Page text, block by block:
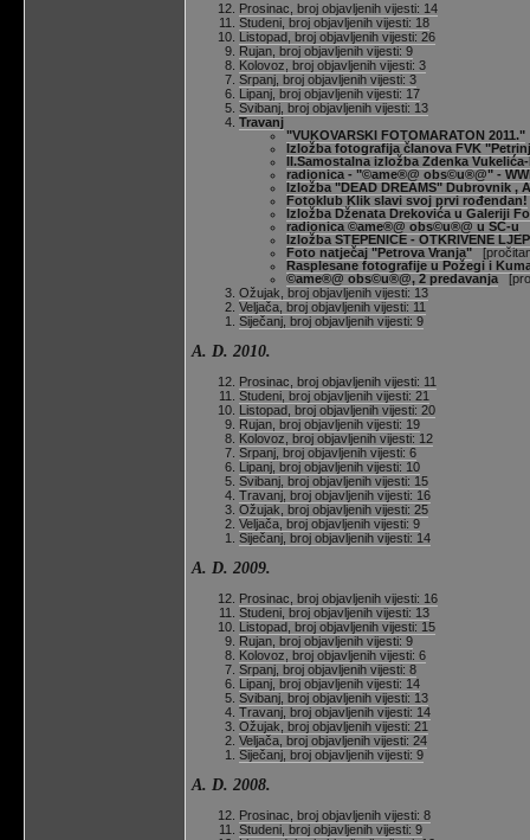
Prosinac, broj objavljenih vijesti: 14
Studeni, broj objavljenih vijesti: 18
Listopad, broj objavljenih vijesti: 26
Rujan, broj objavljenih vijesti: 9
Kolovoz, broj objavljenih vijesti: 3
Srpanj, broj objavljenih vijesti: 3
Lipanj, broj objavljenih vijesti: 17
Svibanj, broj objavljenih vijesti: 13
Travanj
"VUKOVARSKI FOTOMARATON 2011."
Izložba fotografija članova FVK
II.Samostalna izložba Zdenka Vukelića-
radionica - "©ame®@ obs©u®@" -
Izložba "DEAD DREAMS" Dubrovnik ,
Fotoklub Klik slavi svoj prvi rođendan!
Izložba Dženata Drekovića u Galeriji
radionica ©ame®@ obs©u®@ u SC-u
Izložba STEPENICE - OTKRIVENE
Foto natječaj "Petrova Vranja"
Rasplesane fotografije u Požegi i
©ame®@ obs©u®@, 2 predavanja
Ožujak, broj objavljenih vijesti: 13
Veljača, broj objavljenih vijesti: 11
Siječanj, broj objavljenih vijesti: 9
A. D. 2010.
Prosinac, broj objavljenih vijesti: 11
Studeni, broj objavljenih vijesti: 21
Listopad, broj objavljenih vijesti: 20
Rujan, broj objavljenih vijesti: 19
Kolovoz, broj objavljenih vijesti: 12
Srpanj, broj objavljenih vijesti: 6
Lipanj, broj objavljenih vijesti: 10
Svibanj, broj objavljenih vijesti: 15
Travanj, broj objavljenih vijesti: 16
Ožujak, broj objavljenih vijesti: 25
Veljača, broj objavljenih vijesti: 9
Siječanj, broj objavljenih vijesti: 14
A. D. 2009.
Prosinac, broj objavljenih vijesti: 16
Studeni, broj objavljenih vijesti: 13
Listopad, broj objavljenih vijesti: 15
Rujan, broj objavljenih vijesti: 9
Kolovoz, broj objavljenih vijesti: 6
Srpanj, broj objavljenih vijesti: 8
Lipanj, broj objavljenih vijesti: 14
Svibanj, broj objavljenih vijesti: 13
Travanj, broj objavljenih vijesti: 14
Ožujak, broj objavljenih vijesti: 21
Veljača, broj objavljenih vijesti: 24
Siječanj, broj objavljenih vijesti: 9
A. D. 2008.
Prosinac, broj objavljenih vijesti: 8
Studeni, broj objavljenih vijesti: 9